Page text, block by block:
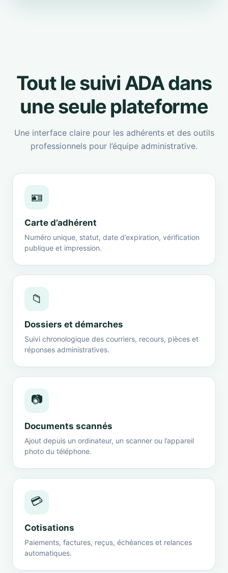
Tout le suivi ADA dans
une seule plateforme
Une interface claire pour les adhérents et des outils
professionnels pour l’équipe administrative.
🪪
Carte d’adhérent
Numéro unique, statut, date d’expiration, vérification
publique et impression.
📁
Dossiers et démarches
Suivi chronologique des courriers, recours, pièces et
réponses administratives.
📷
Documents scannés
Ajout depuis un ordinateur, un scanner ou l’appareil
photo du téléphone.
💳
Cotisations
Paiements, factures, reçus, échéances et relances
automatiques.